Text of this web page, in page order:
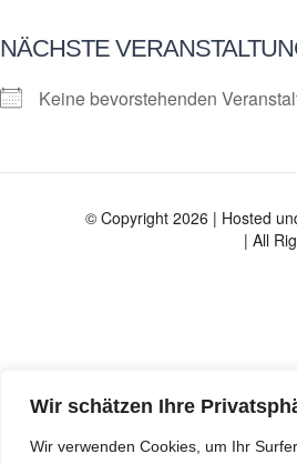
Wir schätzen Ihre
Wir verwenden Cookies, um Ihr
NÄCHSTE
Keine bevorstehenden
© Copyright 2026 | Hosted
| All
Kommende